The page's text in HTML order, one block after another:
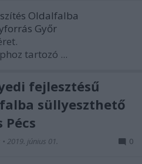
Oldalfalba
Győr
tartozó ...
fejlesztésű
süllyeszthető
• 2019. június 01. 0